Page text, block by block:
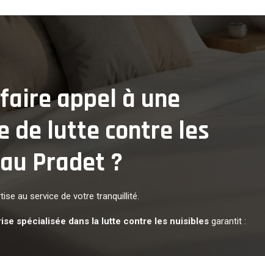
appel à une
de lutte contre les
Pradet ?
au service de votre tranquillité.
spécialisée dans la lutte contre les nuisibles garantit :